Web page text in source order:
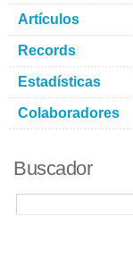
Artículos
Records
Estadísticas
Colaboradores
Buscador